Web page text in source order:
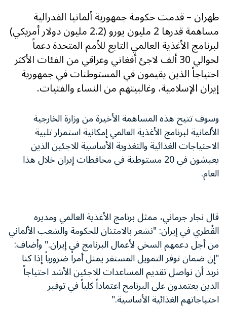
طهران – قدمت حكومة جمهورية ألمانيا الفدرالية
مساهمة قدرها 2 مليون يورو (2.2 مليون دولار أمريكي)
لبرنامج الأغذية العالمي التابع للأمم المتحدة دعماً
لحوالي 30 ألف لاجئ أفغاني وعراقي من الفئات الأكثر
احتياجاً الذين يقيمون في المستوطنات في جمهورية
إيران الإسلامية، وغالبيتهم من النساء والفتيات.
وسوف تتيح هذه المساهمة الأخيرة من وزارة الخارجية
الألمانية لبرنامج الأغذية العالمي إمكانية استمرار تلبية
الاحتياجات الغذائية والتغذوية الأساسية للاجئين الذين
يعيشون في 20 مستوطنة في محافظات إيران خلال هذا
العام.
قال نجار جرماني، ممثل برنامج الأغذية العالمي ومديره
القُطري في إيران: "نشعر بالامتنان للحكومة والشعب الألماني
من أجل دعمهم السخي لأعمال البرنامج في إيران." وأضاف:
"إن ضمان توفر التمويل المستقر يمثل أمراً ضرورياً إذا كنا
نريد أن نواصل تقديم المساعدات للاجئين الأشد احتياجاً
الذين يعتمدون على البرنامج اعتماداً كلياً في توفير
احتياجاتهم الغذائية الأساسية."